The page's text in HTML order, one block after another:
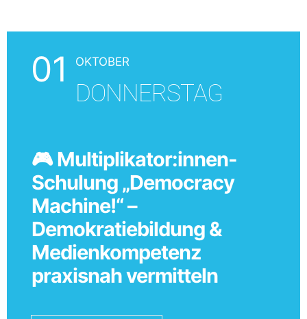
01 OKTOBER
DONNERSTAG
🎮 Multiplikator:innen-
Schulung „Democracy
Machine!“ –
Demokratiebildung &
Medienkompetenz
praxisnah vermitteln